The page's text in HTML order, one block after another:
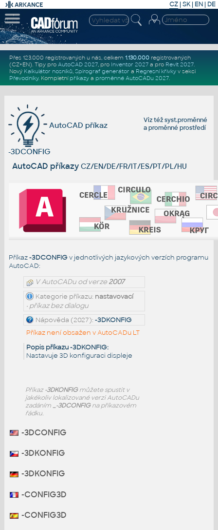
CZ | SK| EN | DE
Přes 123.000 registrovaných u nás, celkem 1.130.000registrovaných
(CZ+EN). Tipy pro AutoCAD 2027, pro Inventor 2027a pro Revit 2027.
Nový Kalkulátor nosníků, Spirograf generátor a Regresní křivkyv sekci
Převodníky. Kompletní příkazya proměnné AutoCADu 2027.
Viz téžsyst.proměnné
aproměnné prostředí
AutoCAD příkaz
-3DCONFIG
AutoCAD příkazy CZ/EN/DE/FR/IT/ES/PT/PL/HU
Příkaz-3DCONFIGv jednotlivých jazykových verzích programu
AutoCAD:
V AutoCADu od verze2007
Kategorie příkazu: nastavovací
• příkaz bez dialogu
Nápověda (2027): -3DKONFIG
Příkaz není obsažen v AutoCADu LT
Popis příkazu -3DKONFIG:
Nastavuje 3D konfiguraci displeje
Příkaz-3DKONFIGmůžete spustit v
jakékoliv lokalizované verzi AutoCADu
zadáním _-3DCONFIGna příkazovém
řádku.
-3DCONFIG
-3DKONFIG
-3DKONFIG
-CONFIG3D
-CONFIG3D